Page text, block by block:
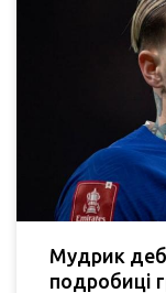
Мудрик
подробиці